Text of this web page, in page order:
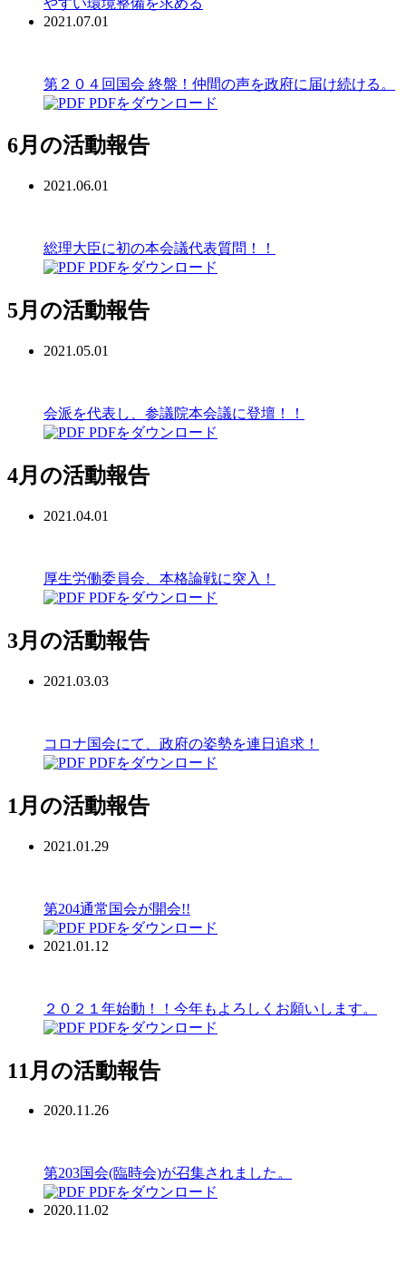
2021.07.01
第２０４回国会 終盤！仲間の声を政府に届け続ける。
PDFをダウンロード
6月の活動報告
2021.06.01
総理大臣に初の本会議代表質問！！
PDFをダウンロード
5月の活動報告
2021.05.01
会派を代表し、参議院本会議に登壇！！
PDFをダウンロード
4月の活動報告
2021.04.01
厚生労働委員会、本格論戦に突入！
PDFをダウンロード
3月の活動報告
2021.03.03
コロナ国会にて、政府の姿勢を連日追求！
PDFをダウンロード
1月の活動報告
2021.01.29
第204通常国会が開会!!
PDFをダウンロード
2021.01.12
２０２１年始動！！今年もよろしくお願いします。
PDFをダウンロード
11月の活動報告
2020.11.26
第203国会(臨時会)が召集されました。
PDFをダウンロード
2020.11.02